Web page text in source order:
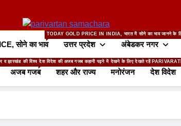
सोने का भाव
TODAY GOLD PRICE IN INDIA, भारत में सोने का भाव जानने के
उत्तर प्रदेश अंबेडकर नगर
व झारखंड की विश्वसनीय खबर पढ़ने के लिए पढ़ते रहे PARIVARATN SAMACHAR
अजब गजब
देश विदेश की अजब गजब कहानी पढ़ने में देखने के लिए देखते रहें
शहर और राज्य मनोरंजन देश विदेश